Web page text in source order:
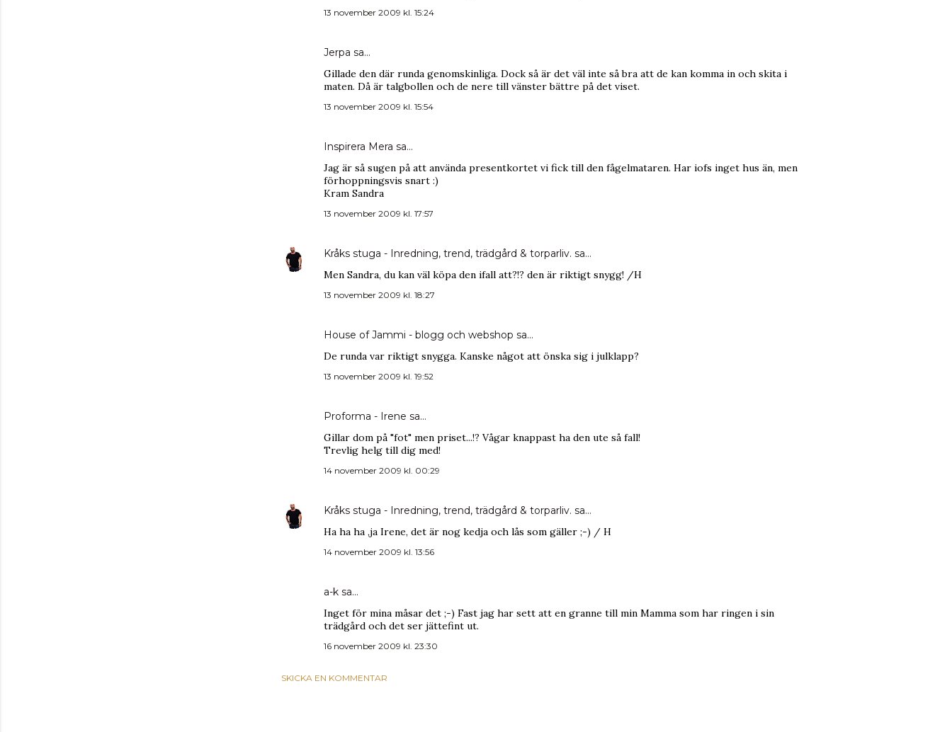
13 november 2009 kl. 15:24
Jerpa sa…
Gillade den där runda genomskinliga. Dock så är det väl inte så bra att de kan komma in och skita i
maten. Då är talgbollen och de nere till vänster bättre på det viset.
13 november 2009 kl. 15:54
Inspirera Mera sa…
Jag är så sugen på att använda presentkortet vi fick till den fågelmataren. Har iofs inget hus än, men
förhoppningsvis snart :)
Kram Sandra
13 november 2009 kl. 17:57
Kråks stuga - Inredning, trend, trädgård & torparliv. sa…
Men Sandra, du kan väl köpa den ifall att?!? den är riktigt snygg! /H
13 november 2009 kl. 18:27
House of Jammi - blogg och webshop sa…
De runda var riktigt snygga. Kanske något att önska sig i julklapp?
13 november 2009 kl. 19:52
Proforma - Irene sa…
Gillar dom på "fot" men priset...!? Vågar knappast ha den ute så fall!
Trevlig helg till dig med!
14 november 2009 kl. 00:29
Kråks stuga - Inredning, trend, trädgård & torparliv. sa…
Ha ha ha ,ja Irene, det är nog kedja och lås som gäller ;-) / H
14 november 2009 kl. 13:56
a-k sa…
Inget för mina måsar det ;-) Fast jag har sett att en granne till min Mamma som har ringen i sin
trädgård och det ser jättefint ut.
16 november 2009 kl. 23:30
SKICKA EN KOMMENTAR